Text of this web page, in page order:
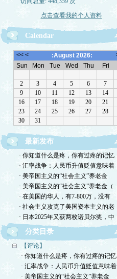
点击查看我的个人资料
Calendar
最新发布
· 你知道什么是疼，你有过疼的记忆
· 汇率战争：人民币升值贬值意味着
· 美帝国主义的“社会主义”养老金
· 美帝国主义的“社会主义”养老金（
· 在美国的华人，有7-800万，没有
· 社会主义攻克了美国资本主义的老
· 日本2025年又获两枚诺贝尔奖，中
分类目录
【评论】
· 你知道什么是疼，你有过疼的记忆
· 汇率战争：人民币升值贬值意味着
· 美帝国主义的“社会主义”养老金